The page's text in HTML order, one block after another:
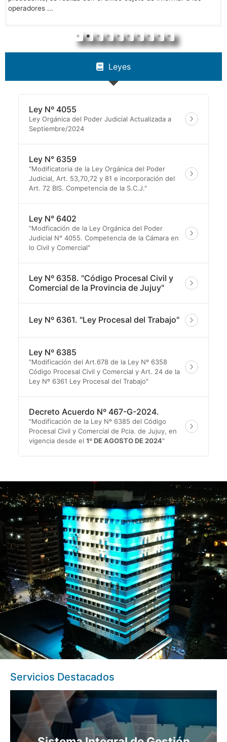
operadores ...
Leyes
Ley Nº 4055
Ley Orgánica del Poder Judicial Actualizada a
Septiembre/2024
Ley N° 6359
"Modificatoria de la Ley Orgánica del Poder
Judicial, Art. 53,70,72 y 81 e incorporación del
Art. 72 BIS. Competencia de la S.C.J."
Ley N° 6402
"Modficación de la Ley Orgánica del Poder
Judicial N° 4055. Competencia de la Cámara en
lo Civil y Comercial"
Ley Nº 6358. "Código Procesal Civil y
Comercial de la Provincia de Jujuy"
Ley Nº 6361. "Ley Procesal del Trabajo"
Ley Nº 6385
"Modificación del Art.678 de la Ley Nº 6358
Código Procesal Civil y Comercial y Art. 24 de la
Ley Nº 6361 Ley Procesal del Trabajo"
Decreto Acuerdo Nº 467-G-2024.
"Modificación de la Ley Nº 6385 del Código
Procesal Civil y Comercial de Pcia. de Jujuy, en
vigencia desde el 1º DE AGOSTO DE 2024"
Servicios Destacados